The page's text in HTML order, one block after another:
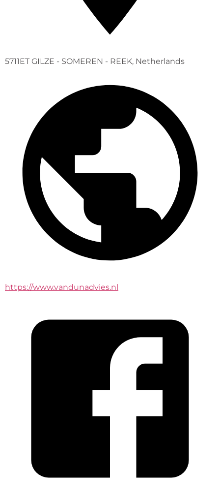
5711ET GILZE - SOMEREN - REEK, Netherlands
https://www.vandunadvies.nl